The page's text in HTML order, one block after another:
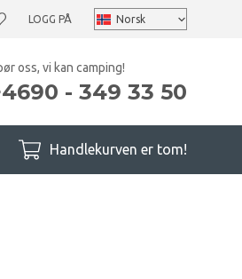
LOGG PÅ
oss, vi kan camping!
- 349 33 50
Handlekurven er tom!